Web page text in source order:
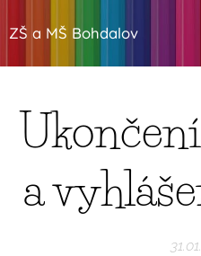
ZŠ a MŠ Bohdalov
a